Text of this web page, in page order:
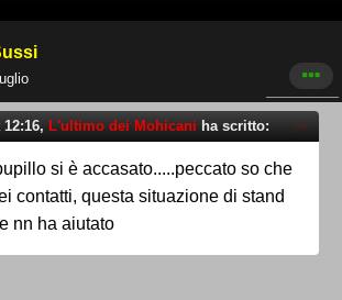
12:16, L'ultimo dei Mohicani ha scritto:
si è accasato.....peccato so che
contatti, questa situazione di stand
nn ha aiutato